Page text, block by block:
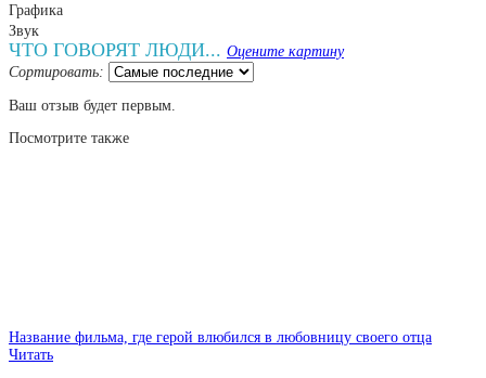
Графика
Звук
ЧТО ГОВОРЯТ ЛЮДИ... Оцените картину
Сортировать:
Ваш отзыв будет первым.
Посмотрите также
Название фильма, где герой влюбился в любовницу своего отца
Читать